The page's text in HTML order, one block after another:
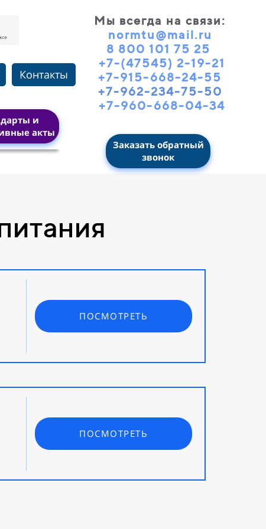
Контакты
Мы всегда на связи:
normtu@mail.ru
8 800 101 75 25
+7-(47545) 2-19-21
+7-915-668-24-55
+7-962-234-75-50
+7-960-668-04-34
Заказать обратный
звонок
и
акты
ПОСМОТРЕТЬ
ПОСМОТРЕТЬ